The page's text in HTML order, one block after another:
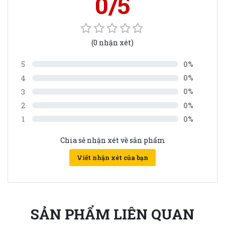
(0 nhận xét)
5 0%
4 0%
3 0%
2 0%
1 0%
Chia sẻ nhận xét về sản phẩm
Viết nhận xét của bạn
SẢN PHẨM LIÊN QUAN